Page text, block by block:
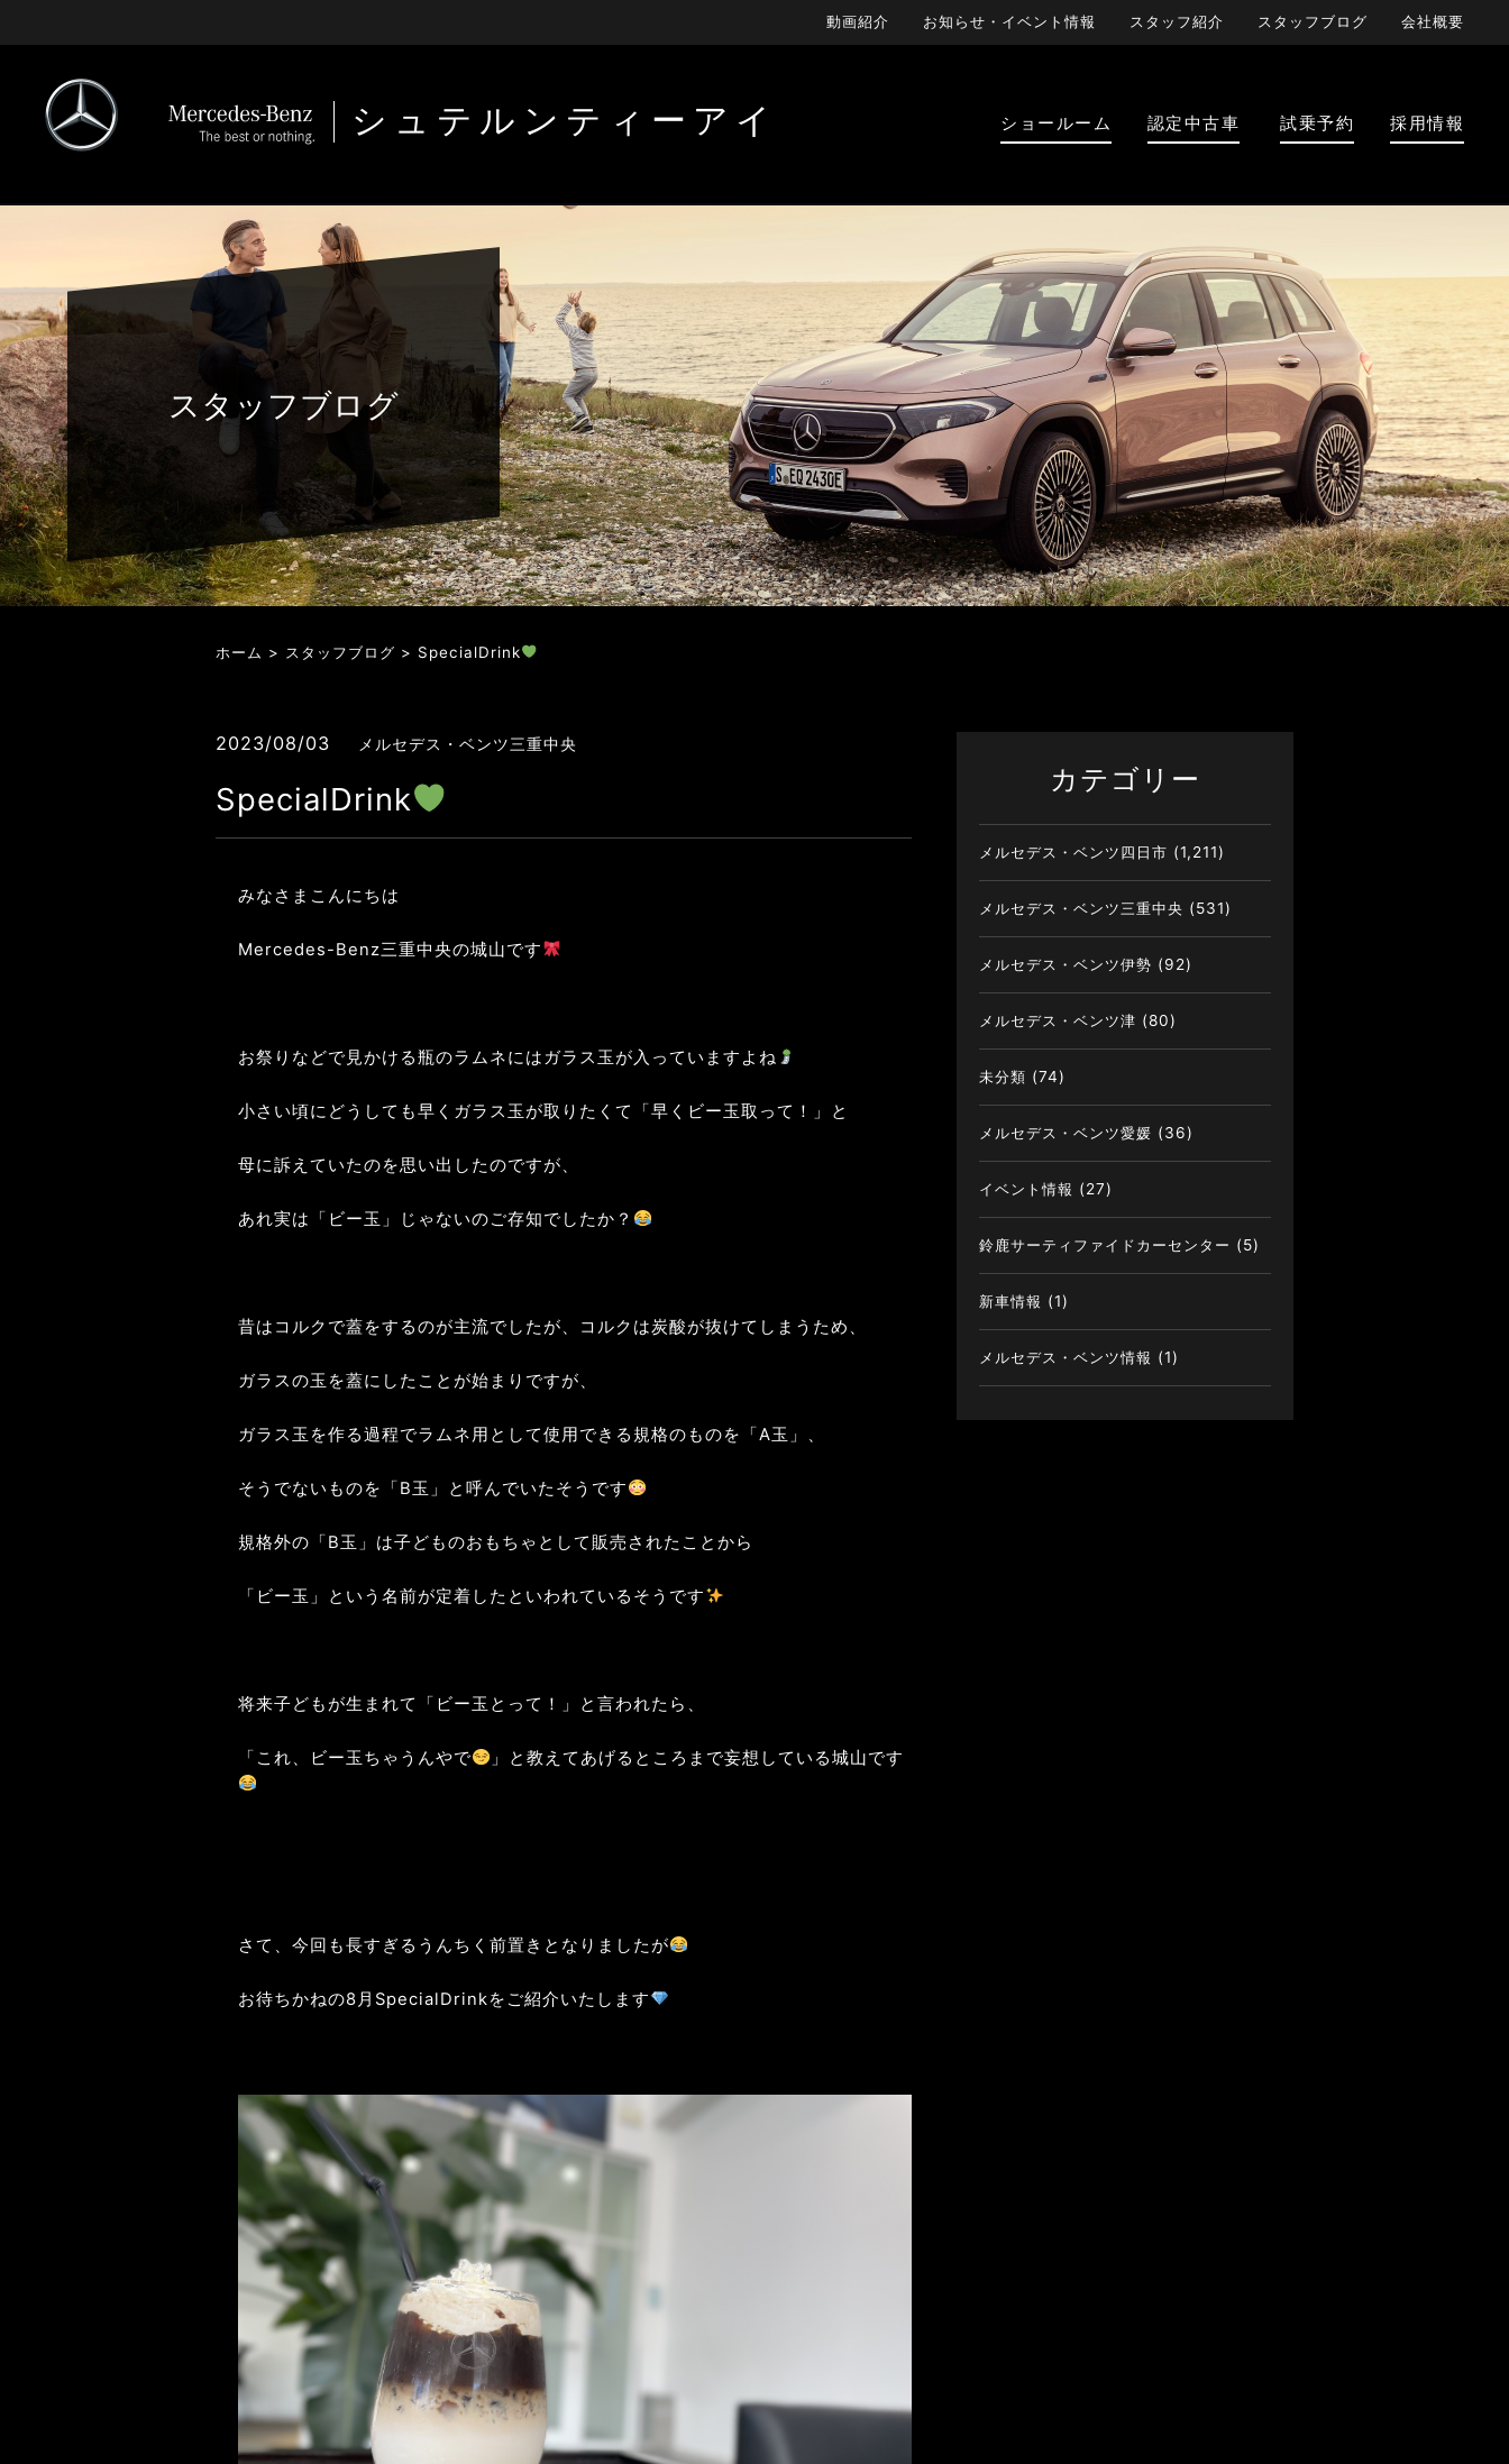
動画紹介 お知らせ・イベント情報 スタッフ紹介 スタッフブログ 会社概要
シュテルンティーアイ ショールーム 認定中古車 試乗予約 採用情報
スタッフブログ
ホーム > スタッフブログ > SpecialDrink
2023/08/03 メルセデス・ベンツ三重中央
SpecialDrink
みなさまこんにちは
Mercedes-Benz三重中央の城山です
お祭りなどで見かける瓶のラムネにはガラス玉が入っていますよね
小さい頃にどうしても早くガラス玉が取りたくて「早くビー玉取って！」と
母に訴えていたのを思い出したのですが、
あれ実は「ビー玉」じゃないのご存知でしたか？
昔はコルクで蓋をするのが主流でしたが、コルクは炭酸が抜けてしまうため、
ガラスの玉を蓋にしたことが始まりですが、
ガラス玉を作る過程でラムネ用として使用できる規格のものを「A玉」、
そうでないものを「B玉」と呼んでいたそうです
規格外の「B玉」は子どものおもちゃとして販売されたことから
「ビー玉」という名前が定着したといわれているそうです
将来子どもが生まれて「ビー玉とって！」と言われたら、
「これ、ビー玉ちゃうんやで 」と教えてあげるところまで妄想している城山です
さて、今回も長すぎるうんちく前置きとなりましたが
お待ちかねの8月SpecialDrinkをご紹介いたします
カテゴリー
メルセデス・ベンツ四日市 (1,211)
メルセデス・ベンツ三重中央 (531)
メルセデス・ベンツ伊勢 (92)
メルセデス・ベンツ津 (80)
未分類 (74)
メルセデス・ベンツ愛媛 (36)
イベント情報 (27)
鈴鹿サーティファイドカーセンター (5)
新車情報 (1)
メルセデス・ベンツ情報 (1)